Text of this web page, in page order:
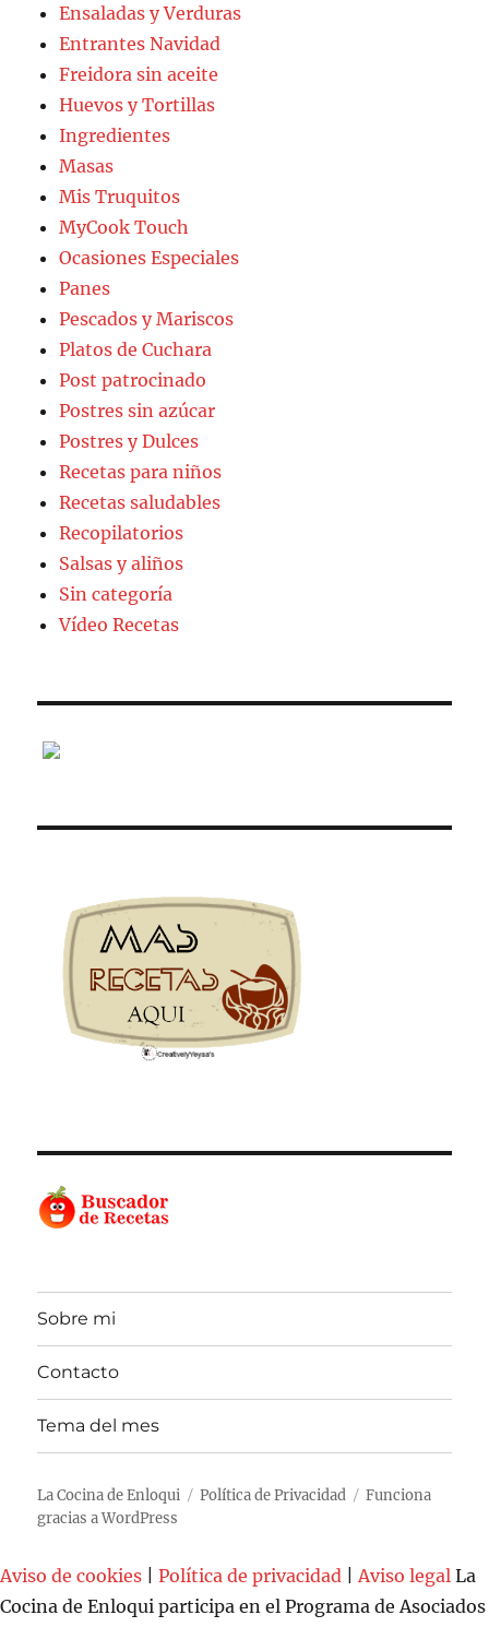
Ensaladas y Verduras
Entrantes Navidad
Freidora sin aceite
Huevos y Tortillas
Ingredientes
Masas
Mis Truquitos
MyCook Touch
Ocasiones Especiales
Panes
Pescados y Mariscos
Platos de Cuchara
Post patrocinado
Postres sin azúcar
Postres y Dulces
Recetas para niños
Recetas saludables
Recopilatorios
Salsas y aliños
Sin categoría
Vídeo Recetas
Sobre mi
Contacto
Tema del mes
La Cocina de Enloqui Política de Privacidad
Funciona
gracias a WordPress
Aviso de cookies Política de privacidad Aviso legal La
Cocina de Enloqui participa en el Programa de Asociados